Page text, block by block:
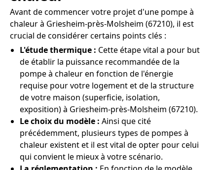
Avant de commencer votre projet d'une pompe à
chaleur à Griesheim-près-Molsheim (67210), il est
crucial de considérer certains points clés :
L'étude thermique : Cette étape vital a pour but
de établir la puissance recommandée de la
pompe à chaleur en fonction de l'énergie
requise pour votre logement et de la structure
de votre maison (superficie, isolation,
exposition) à Griesheim-près-Molsheim (67210).
Le choix du modèle : Ainsi que cité
précédemment, plusieurs types de pompes à
chaleur existent et il est vital de opter pour celui
qui convient le mieux à votre scénario.